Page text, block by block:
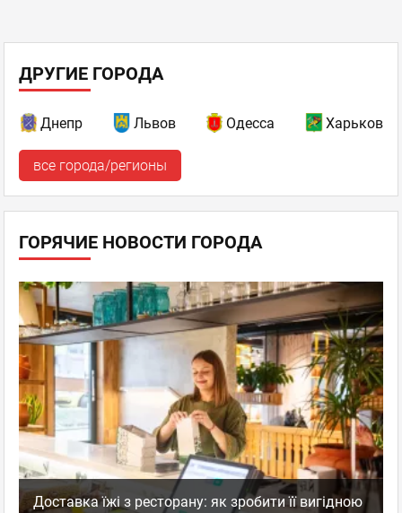
ДРУГИЕ ГОРОДА
Днепр Львов Одесса Харьков
все города/регионы
ГОРЯЧИЕ НОВОСТИ ГОРОДА
Доставка їжі з ресторану: як зробити її вигідною